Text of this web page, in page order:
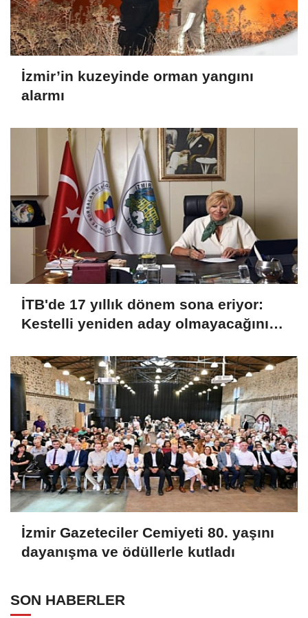
İzmir’in kuzeyinde orman yangını
alarmı
İTB'de 17 yıllık dönem sona eriyor:
Kestelli yeniden aday olmayacağını
İzmir Gazeteciler Cemiyeti 80. yaşını
dayanışma ve ödüllerle kutladı
SON HABERLER